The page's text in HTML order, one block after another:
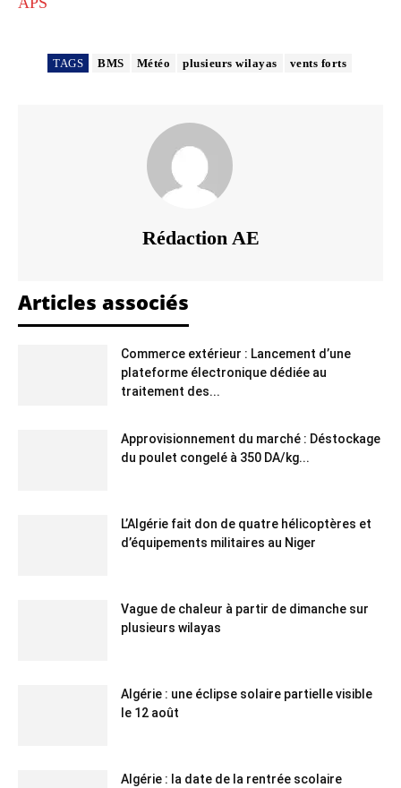
TAGS BMS Météo plusieurs wilayas vents forts
Rédaction AE
Articles associés
Commerce extérieur : Lancement d’une
plateforme électronique dédiée au
traitement des...
Approvisionnement du marché : Déstockage
du poulet congelé à 350 DA/kg...
L’Algérie fait don de quatre hélicoptères et
d’équipements militaires au Niger
Vague de chaleur à partir de dimanche sur
plusieurs wilayas
Algérie : une éclipse solaire partielle visible
le 12 août
Algérie : la date de la rentrée scolaire